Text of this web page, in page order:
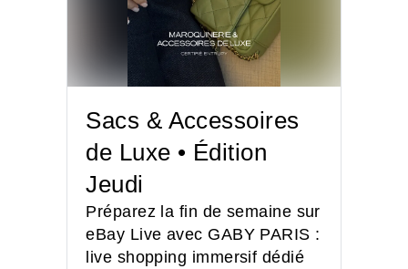
Sacs & Accessoires
de Luxe • Édition
Jeudi
Préparez la fin de semaine sur
eBay Live avec GABY PARIS :
live shopping immersif dédié